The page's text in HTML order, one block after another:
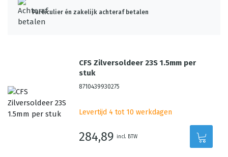
Particulier én zakelijk achteraf betalen
CFS Zilversoldeer 23S 1.5mm per
stuk
8710439930275
Levertijd 4 tot 10 werkdagen
284,89 incl. BTW